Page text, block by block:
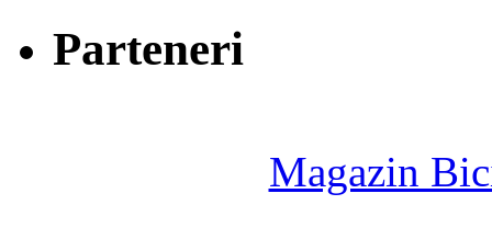
Parteneri
Magazin